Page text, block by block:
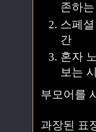
존하
스페
간
혼자
보는
부모어를
과장된 표